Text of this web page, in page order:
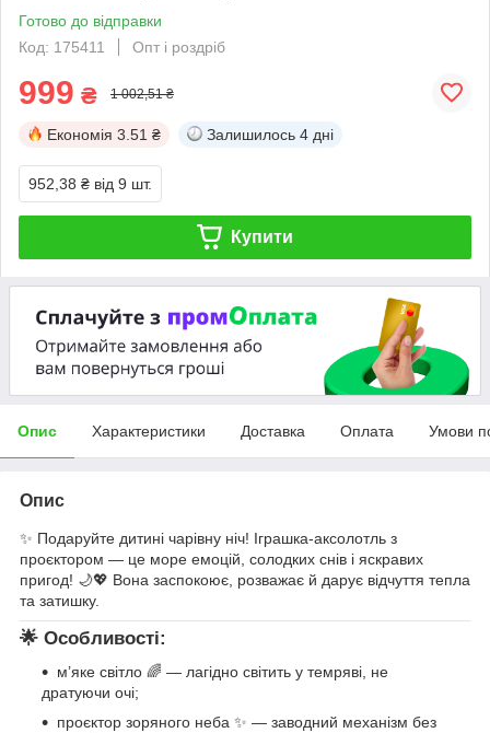
Готово до відправки
Код: 175411
Опт і роздріб
999 ₴ 1 002,51 ₴
Економія 3.51 ₴ Залишилось 4 дні
952,38 ₴ від 9 шт.
Купити
Опис Характеристики Доставка Оплата Умови
Опис
✨ Подаруйте дитині чарівну ніч! Іграшка-аксолотль з
проєктором — це море емоцій, солодких снів і яскравих
пригод! 🌙💖 Вона заспокоює, розважає й дарує відчуття тепла
та затишку.
🌟 Особливості:
м’яке світло 🌈 — лагідно світить у темряві, не
дратуючи очі;
проєктор зоряного неба ✨ — заводний механізм без